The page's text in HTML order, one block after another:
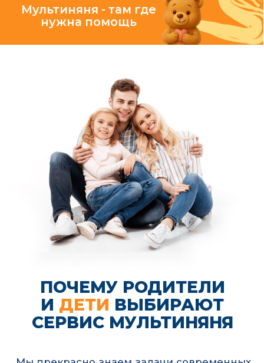
8000
Нам доверяют более 8000
семей по всей России и с
каждым днем их становится
все больше!
22
Нам очень важно оправдать доверие
родителей, поэтому мы стремимся
превысить ожидания и быть лучше
самых строгих требований
• расчёт стоимости
• онлайн-отслеживание
сопровождения без лишних
в приложении: